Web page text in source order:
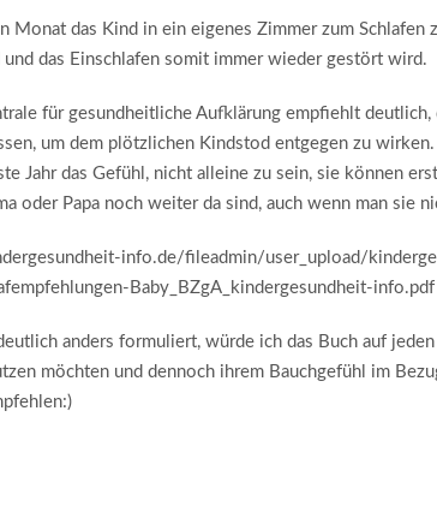
Monat das Kind in ein eigenes Zimmer zum Schlafen
das Einschlafen somit immer wieder gestört wird.
für gesundheitliche Aufklärung empfiehlt deutlich,
um dem plötzlichen Kindstod entgegen zu wirken.
Jahr das Gefühl, nicht alleine zu sein, sie können
oder Papa noch weiter da sind, auch wenn man sie
info.de/fileadmin/user_upload/
Baby_BZgA_kindergesundheit-info.pdf
anders formuliert, würde ich das Buch auf
möchten und dennoch ihrem Bauchgefühl im